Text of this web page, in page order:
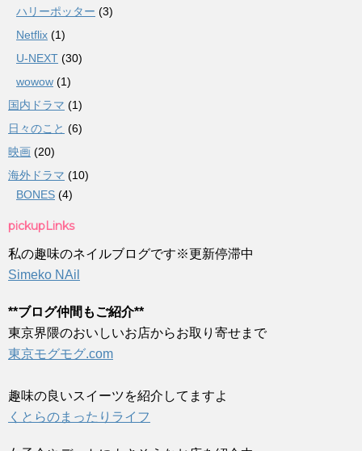
ハリーポッター (3)
Netflix (1)
U-NEXT (30)
wowow (1)
国内ドラマ (1)
日々のこと (6)
映画 (20)
海外ドラマ (10)
BONES (4)
pickupLinks
私の趣味のネイルブログです※更新停滞中
Simeko NAil
**ブログ仲間もご紹介**
東京界隈のおいしいお店からお取り寄せまで
東京モグモグ.com
趣味の良いスイーツを紹介してますよ
くとらのまったりライフ